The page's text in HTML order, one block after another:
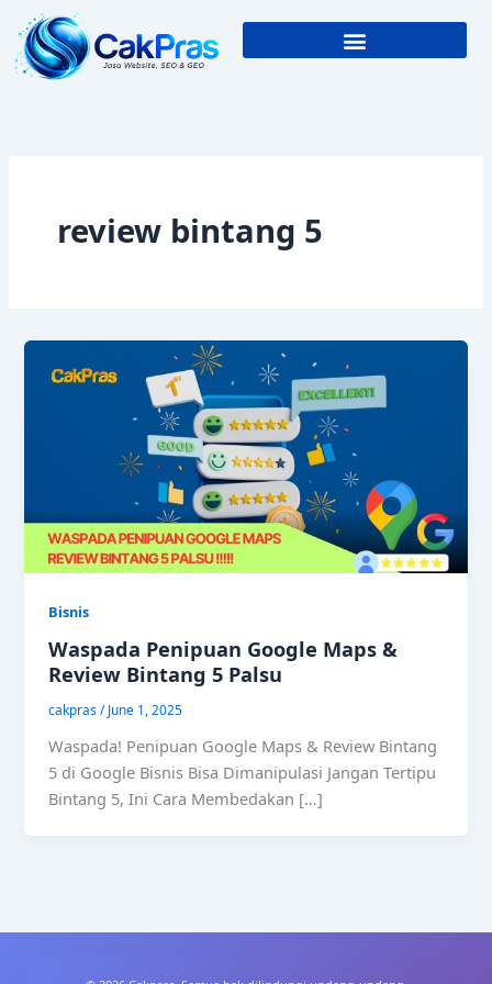
content
review bintang 5
Bisnis
Waspada Penipuan Google Maps &
Review Bintang 5 Palsu
cakpras/June 1, 2025
Waspada! Penipuan Google Maps & Review Bintang
5 di Google Bisnis Bisa Dimanipulasi Jangan Tertipu
Bintang 5, Ini Cara Membedakan […]